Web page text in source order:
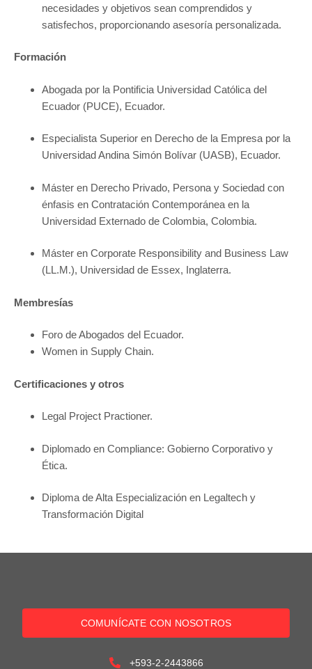
necesidades y objetivos sean comprendidos y
satisfechos, proporcionando asesoría personalizada.
Formación
Abogada por la Pontificia Universidad Católica del
Ecuador (PUCE), Ecuador.
Especialista Superior en Derecho de la Empresa por la
Universidad Andina Simón Bolívar (UASB), Ecuador.
Máster en Derecho Privado, Persona y Sociedad con
énfasis en Contratación Contemporánea en la
Universidad Externado de Colombia, Colombia.
Máster en Corporate Responsibility and Business Law
(LL.M.), Universidad de Essex, Inglaterra.
Membresías
Foro de Abogados del Ecuador.
Women in Supply Chain.
Certificaciones y otros
Legal Project Practioner.
Diplomado en Compliance: Gobierno Corporativo y
Ética.
Diploma de Alta Especialización en Legaltech y
Transformación Digital
COMUNÍCATE CON NOSOTROS
+593-2-2443866